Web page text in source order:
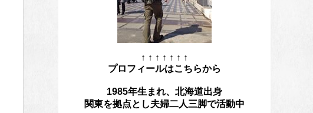
↑ ↑ ↑ ↑ ↑ ↑ ↑
プロフィールはこちらから
1985年生まれ、北海道出身
関東を拠点とし夫婦二人三脚で活動中